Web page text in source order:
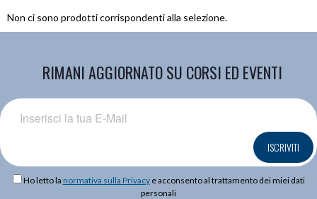
Non ci sono prodotti corrispondenti alla selezione.
RIMANI AGGIORNATO SU CORSI ED EVENTI
ISCRIVITI
Ho letto la normativa sulla Privacye acconsento al trattamento dei miei dati
personali